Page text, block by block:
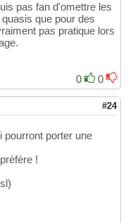
pas fan d'omettre les
quasis que pour des
pas pratique lors
0
0
#24
pourront porter une
!